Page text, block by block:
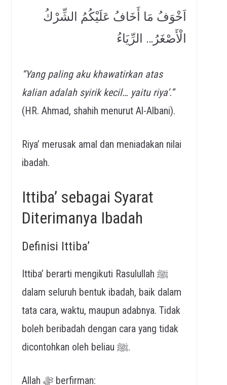
اَخْوَفُ مَا أَخَافُ عَلَيْكُمُ الشِّرْكُ
الْأَصْغَرُ… الرِّيَاءُ
“Yang paling aku khawatirkan atas
kalian adalah syirik kecil… yaitu riya’.”
(HR. Ahmad, shahih menurut Al-Albani).
Riya’ merusak amal dan meniadakan nilai
ibadah.
Ittiba’ sebagai Syarat
Diterimanya Ibadah
Definisi Ittiba’
Ittiba’ berarti mengikuti Rasulullah ﷺ
dalam seluruh bentuk ibadah, baik dalam
tata cara, waktu, maupun adabnya. Tidak
boleh beribadah dengan cara yang tidak
dicontohkan oleh beliau ﷺ.
Allah ﷻ berfirman: